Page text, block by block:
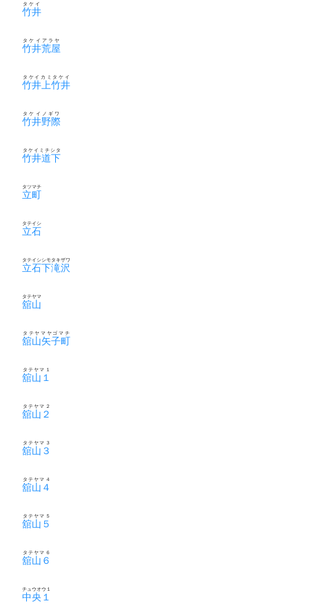
竹井
タケイ
竹井荒屋
タケイアラヤ
竹井上竹井
タケイカミタケイ
竹井野際
タケイノギワ
竹井道下
タケイミチシタ
立町
タツマチ
立石
タテイシ
立石下滝沢
タテイシシモタキザワ
舘山
タテヤマ
舘山矢子町
タテヤマヤゴマチ
舘山１
タテヤマ１
舘山２
タテヤマ２
舘山３
タテヤマ３
舘山４
タテヤマ４
舘山５
タテヤマ５
舘山６
タテヤマ６
中央１
チュウオウ１